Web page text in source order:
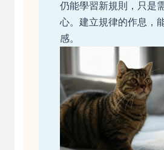
仍能學習新規則，只是
心。建立規律的作息，
感。